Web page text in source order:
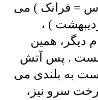
= فرانک ) می
) ،
دیگر، همین
. پس آتش
به بلندی می
سرو نیز،